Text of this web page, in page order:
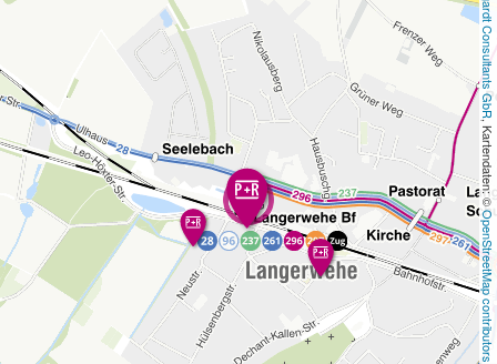
AVV
Baumgardt Consultants GbR
, Kartendaten: ©
OpenStreetMap contributors